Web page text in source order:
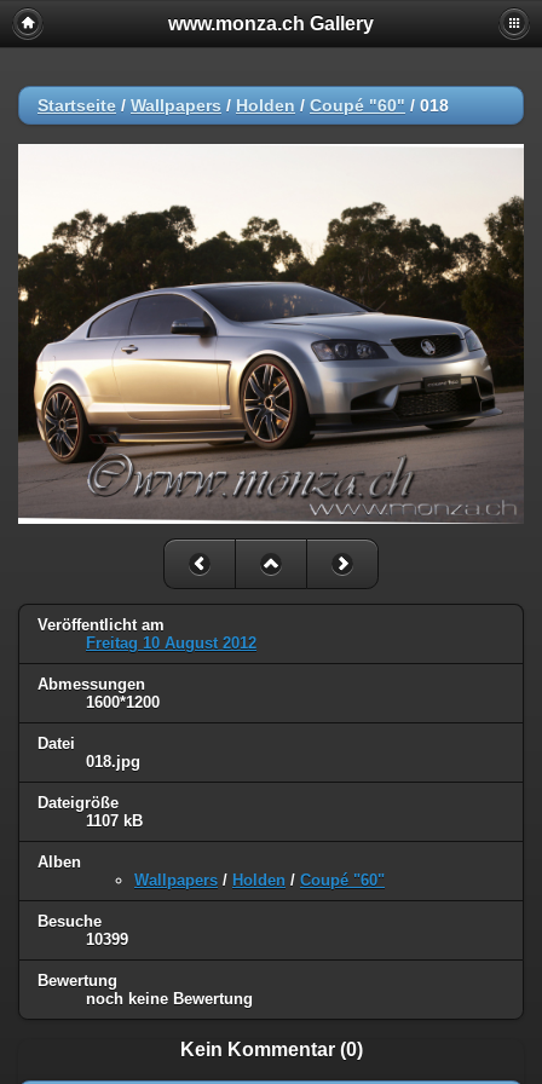
www.monza.ch Gallery
Startseite / Wallpapers / Holden / Coupé "60" / 018
Veröffentlicht am
Freitag 10 August 2012
Abmessungen
1600*1200
Datei
018.jpg
Dateigröße
1107 kB
Alben
Wallpapers / Holden / Coupé "60"
Besuche
10399
Bewertung
noch keine Bewertung
Kein Kommentar (0)